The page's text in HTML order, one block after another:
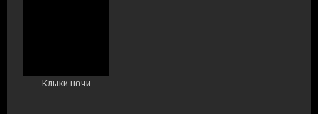
Клыки ночи